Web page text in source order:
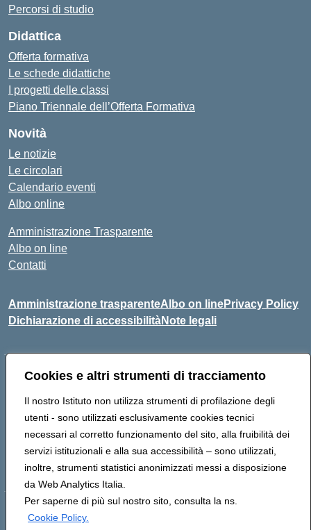
Cookies e altri strumenti di tracciamento
Il nostro Istituto non utilizza strumenti di profilazione degli
utenti - sono utilizzati esclusivamente cookies tecnici
necessari al corretto funzionamento del sito, alla fruibilità dei
servizi istituzionali e alla sua accessibilità – sono utilizzati,
inoltre, strumenti statistici anonimizzati messi a disposizione
da Web Analytics Italia.
Per saperne di più sul nostro sito, consulta la ns.
Cookie Policy.
Percorsi di studio
Didattica
Offerta formativa
Le schede didattiche
I progetti delle classi
Piano Triennale dell’Offerta Formativa
Novità
Le notizie
Le circolari
Calendario eventi
Albo online
Amministrazione Trasparente
Albo on line
Contatti
Amministrazione trasparenteAlbo on linePrivacy Policy
Dichiarazione di accessibilitàNote legali
Indirizzo:Via Cagliari 104 09015 Domusnovas (CA)
Posta elettronica certificata (PEC):caic875002@pec.istruzione.it
Codice fiscale: 90027700922